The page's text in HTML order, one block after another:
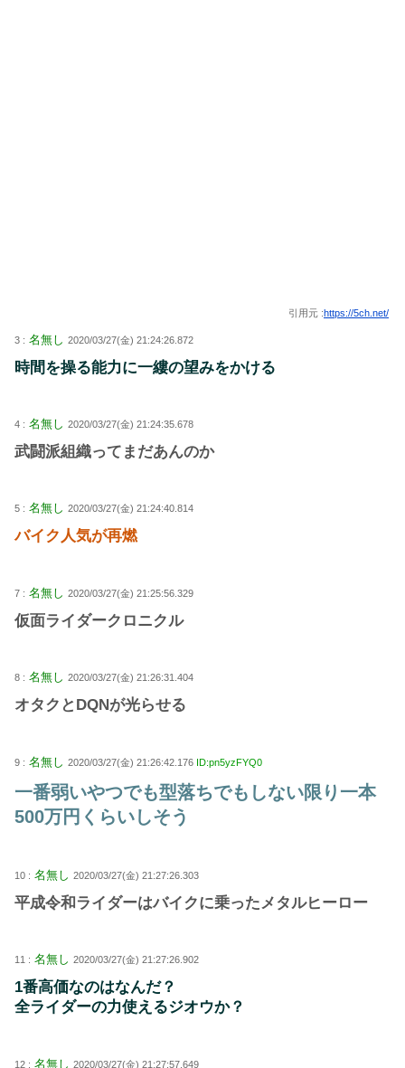
引用元 :https://5ch.net/
3 : 名無し 2020/03/27(金) 21:24:26.872
時間を操る能力に一縷の望みをかける
4 : 名無し 2020/03/27(金) 21:24:35.678
武闘派組織ってまだあんのか
5 : 名無し 2020/03/27(金) 21:24:40.814
バイク人気が再燃
7 : 名無し 2020/03/27(金) 21:25:56.329
仮面ライダークロニクル
8 : 名無し 2020/03/27(金) 21:26:31.404
オタクとDQNが光らせる
9 : 名無し 2020/03/27(金) 21:26:42.176 ID:pn5yzFYQ0
一番弱いやつでも型落ちでもしない限り一本
500万円くらいしそう
10 : 名無し 2020/03/27(金) 21:27:26.303
平成令和ライダーはバイクに乗ったメタルヒーロー
11 : 名無し 2020/03/27(金) 21:27:26.902
1番高価なのはなんだ？
全ライダーの力使えるジオウか？
12 : 名無し 2020/03/27(金) 21:27:57.649